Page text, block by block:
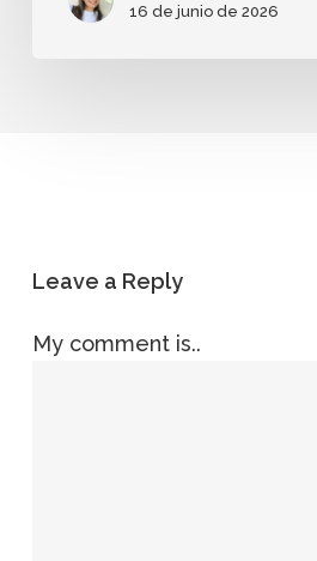
16 de junio de 2026
Leave a Reply
My comment is..